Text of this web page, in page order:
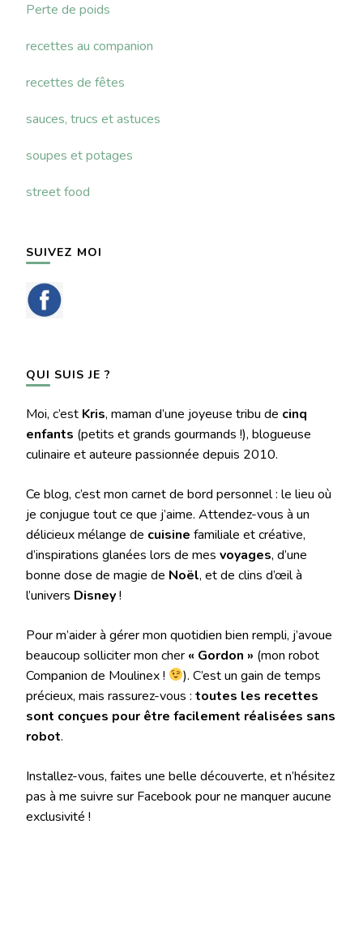
Perte de poids
recettes au companion
recettes de fêtes
sauces, trucs et astuces
soupes et potages
street food
SUIVEZ MOI
QUI SUIS JE ?
Moi, c’est Kris, maman d’une joyeuse tribu de cinq
enfants (petits et grands gourmands !), blogueuse
culinaire et auteure passionnée depuis 2010.
Ce blog, c’est mon carnet de bord personnel : le lieu où
je conjugue tout ce que j’aime. Attendez-vous à un
délicieux mélange de cuisine familiale et créative,
d’inspirations glanées lors de mes voyages, d’une
bonne dose de magie de Noël, et de clins d’œil à
l’univers Disney!
Pour m’aider à gérer mon quotidien bien rempli, j’avoue
beaucoup solliciter mon cher « Gordon » (mon robot
Companion de Moulinex !
). C’est un gain de temps
précieux, mais rassurez-vous : toutes les recettes
sont conçues pour être facilement réalisées sans
robot.
Installez-vous, faites une belle découverte, et n’hésitez
pas à me suivre sur Facebook pour ne manquer aucune
exclusivité !